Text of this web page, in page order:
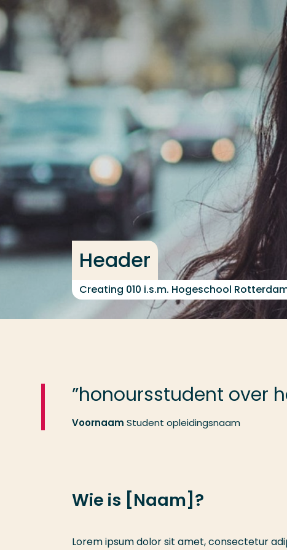
Ga direct naar de content
Header
Creating 010 i.s.m. Hogeschool
”honoursstudent over
Voornaam Student opleidingsnaam
Wie is [Naam]?
Lorem ipsum dolor sit amet, consectetur
Veel gezocht
Opleiding
Contact